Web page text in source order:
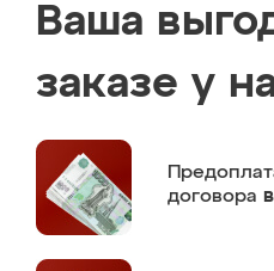
Ваша
заказе у
договора